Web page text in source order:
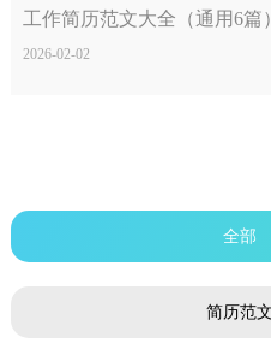
工作简历范文大全（通用6篇
2026-02-02
全部
简历范